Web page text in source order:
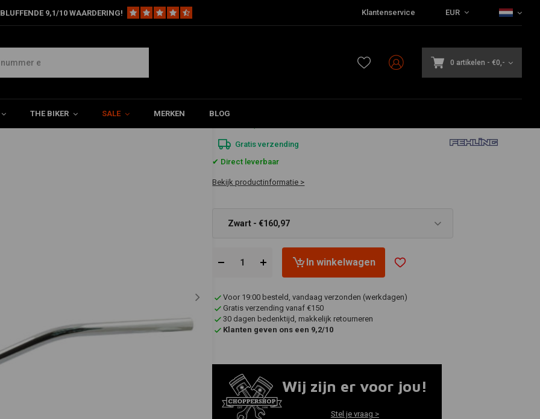
9,1/10 WAARDERING! Klantenservice EUR
0 artikelen - €0,-
THE BIKER SALE MERKEN BLOG
82-20 HD (selecteer kleur)
€160,97
Gratis verzending
✔ Direct leverbaar
Bekijk productinformatie >
Zwart - €160,97
In winkelwagen
Voor 19:00 besteld, vandaag verzonden (werkdagen)
Gratis verzending vanaf €150
30 dagen bedenktijd, makkelijk retourneren
Klanten geven ons een 9,2/10
Wij zijn er voor jou!
Stel je vraag >